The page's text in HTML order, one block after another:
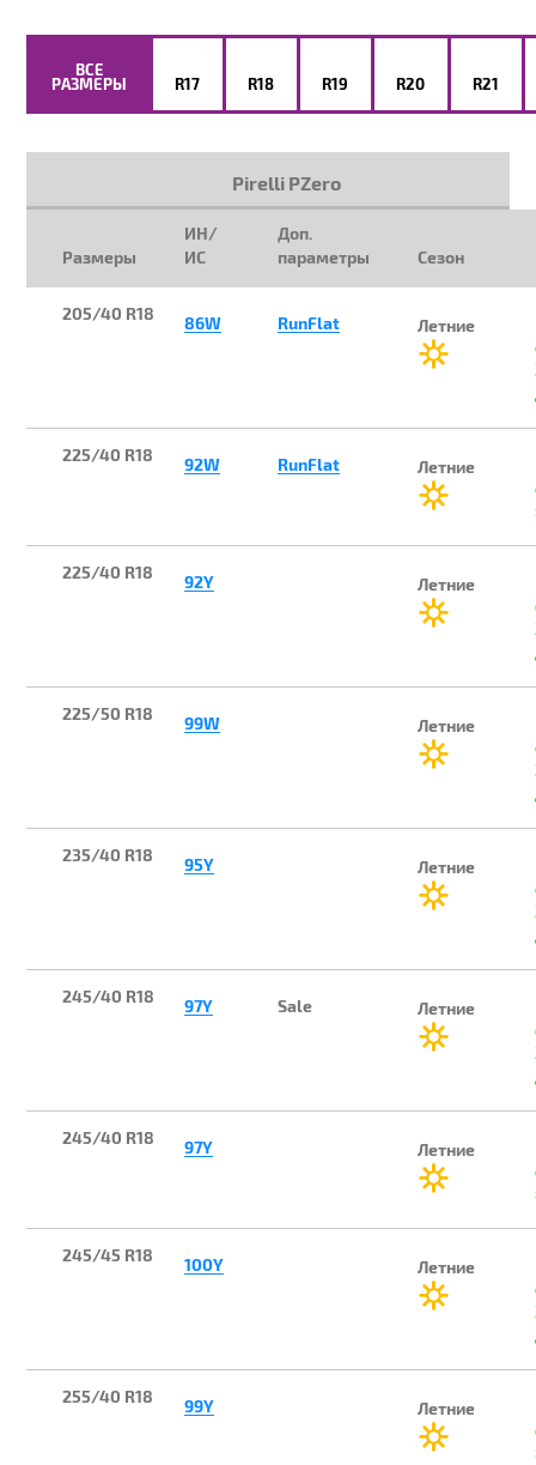
ВСЕ
РАЗМЕРЫ
R17 R18 R19 R20 R21
Pirelli PZero
Размеры
ИН/
ИС
Доп.
параметры
Сезон
205/40 R18 86W RunFlat Летние
225/40 R18 92W RunFlat Летние
225/40 R18 92Y Летние
225/50 R18 99W Летние
235/40 R18 95Y Летние
245/40 R18 97Y Sale Летние
245/40 R18 97Y Летние
245/45 R18 100Y Летние
255/40 R18 99Y Летние